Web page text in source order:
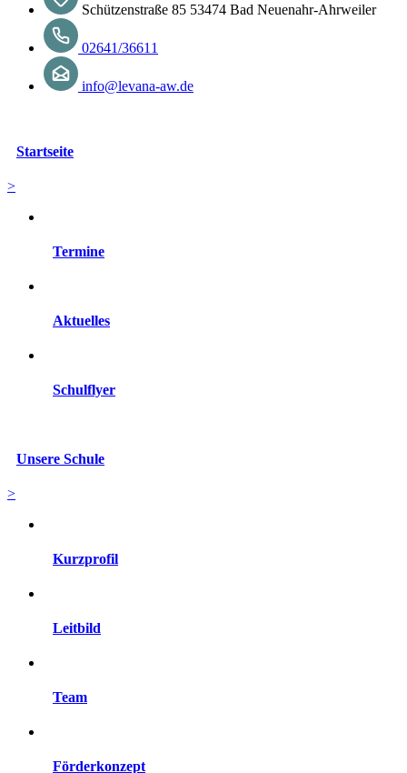
Schützenstraße 85 53474 Bad Neuenahr-Ahrweiler
02641/36611
info@levana-aw.de
Startseite
>
Termine
Aktuelles
Schulflyer
Unsere Schule
>
Kurzprofil
Leitbild
Team
Förderkonzept